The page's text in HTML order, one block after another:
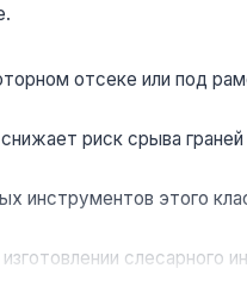
отсеке или под
риск срыва
инструментов этого
слесарного